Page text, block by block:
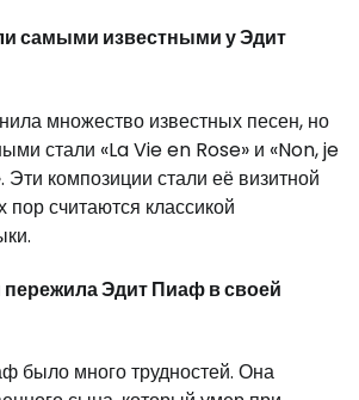
самыми известными у Эдит
множество известных песен, но
стали «La Vie en Rose» и «Non, je
композиции стали её визитной
пор считаются классикой
пережила Эдит Пиаф в своей
было много трудностей. Она